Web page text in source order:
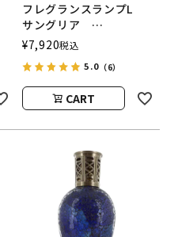
フレグランスランプL
サングリア
ASHLEIGH&BURWOOD
（アシュレイアンドバー
ウッド）
¥7,920税込
5.0（6）
CART